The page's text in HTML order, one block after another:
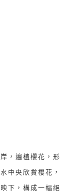
，遍植櫻花，形
中央欣賞櫻花，
下，構成一幅絕